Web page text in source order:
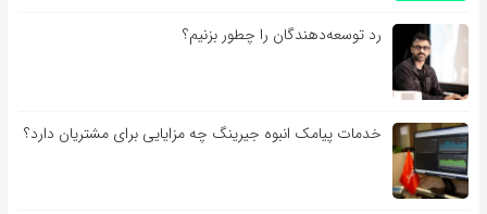
رد توسعه‌دهندگان را چطور بزنیم؟
خدمات پیامک انبوه جیرینگ چه مزایایی برای مشتریان دارد؟